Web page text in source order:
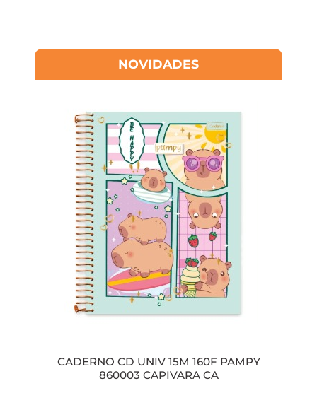
NOVIDADES
CADERNO CD UNIV 15M 160F PAMPY
860003 CAPIVARA CA